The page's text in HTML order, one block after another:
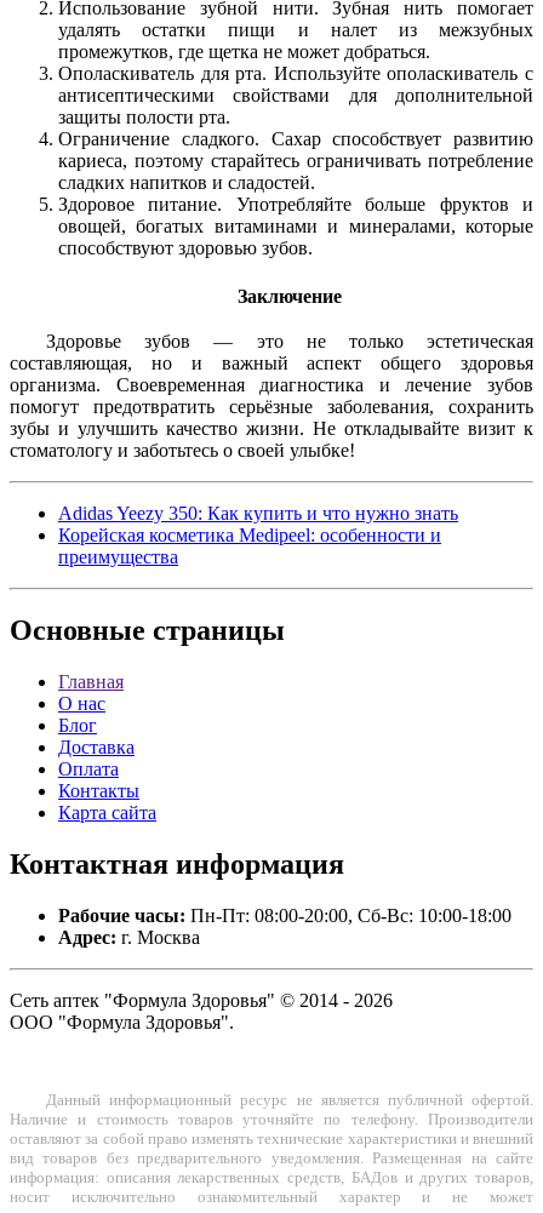
Использование зубной нити. Зубная нить помогает
удалять остатки пищи и налет из межзубных
промежутков, где щетка не может добраться.
Ополаскиватель для рта. Используйте ополаскиватель с
антисептическими свойствами для дополнительной
защиты полости рта.
Ограничение сладкого. Сахар способствует развитию
кариеса, поэтому старайтесь ограничивать потребление
сладких напитков и сладостей.
Здоровое питание. Употребляйте больше фруктов и
овощей, богатых витаминами и минералами, которые
способствуют здоровью зубов.
Заключение
Здоровье зубов — это не только эстетическая
составляющая, но и важный аспект общего здоровья
организма. Своевременная диагностика и лечение зубов
помогут предотвратить серьёзные заболевания, сохранить
зубы и улучшить качество жизни. Не откладывайте визит к
стоматологу и заботьтесь о своей улыбке!
Adidas Yeezy 350: Как купить и что нужно знать
Корейская косметика Medipeel: особенности и
преимущества
Основные страницы
Главная
О нас
Блог
Доставка
Оплата
Контакты
Карта сайта
Контактная информация
Рабочие часы: Пн-Пт: 08:00-20:00, Сб-Вс: 10:00-18:00
Адрес: г. Москва
Сеть аптек "Формула Здоровья" © 2014 - 2026
ООО "Формула Здоровья".
Данный информационный ресурс не является публичной офертой.
Наличие и стоимость товаров уточняйте по телефону. Производители
оставляют за собой право изменять технические характеристики и внешний
вид товаров без предварительного уведомления. Размещенная на сайте
информация: описания лекарственных средств, БАДов и других товаров,
носит исключительно ознакомительный характер и не может